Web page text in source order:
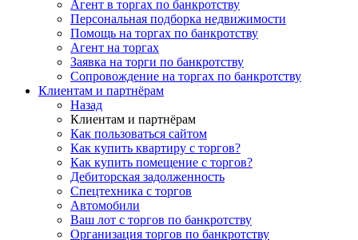
Агент в торгах по банкротству
Персональная подборка недвижимости
Помощь на торгах по банкротству
Агент на торгах
Заявка на торги по банкротству
Сопровождение на торгах по банкротству
Клиентам и партнёрам
Назад
Клиентам и партнёрам
Как пользоваться сайтом
Как купить квартиру с торгов?
Как купить помещение с торгов?
Дебиторская задолженность
Спецтехника с торгов
Автомобили
Ваш лот с торгов по банкротству
Организация торгов по банкротству